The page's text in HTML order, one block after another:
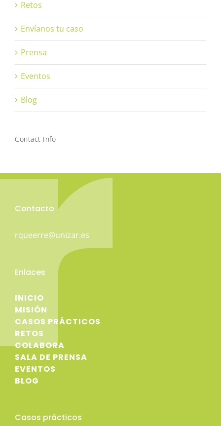
Retos
Envíanos tu caso
Prensa
Eventos
Blog
Contact Info
Contacto
rqueerre@unizar.es
Enlaces
INICIO
MISIÓN
CASOS PRÁCTICOS
RETOS
COLABORA
SALA DE PRENSA
EVENTOS
BLOG
Casos prácticos